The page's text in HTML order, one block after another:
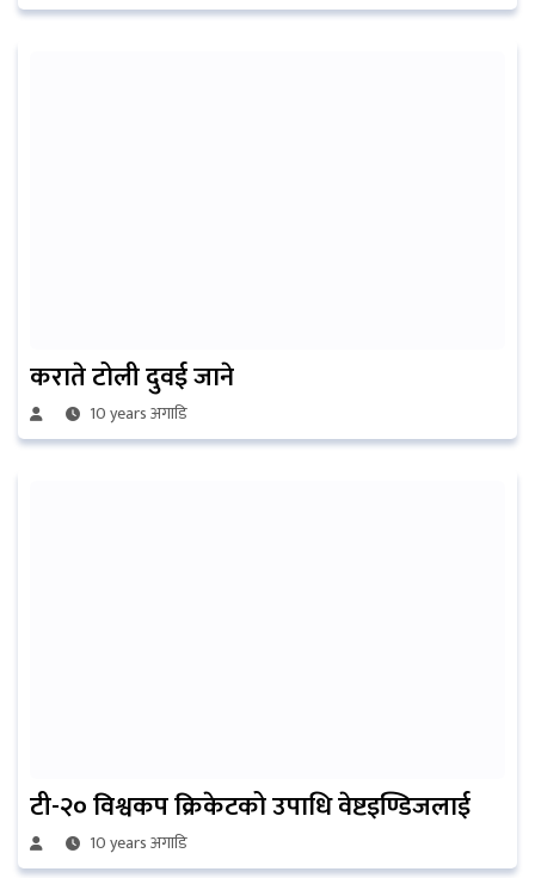
कराते टोली दुवई जाने
10 years अगाडि
टी-२० विश्वकप क्रिकेटको उपाधि वेष्टइण्डिजलाई
10 years अगाडि